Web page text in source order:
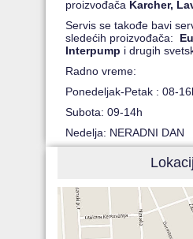
proizvođača Karcher,
Servis se takođe bavi
sledećih proizvođača:
Interpump i drugih
Radno vreme:
Ponedeljak-Petak : 08-
Subota: 09-14h
Nedelja: NERADNI DAN